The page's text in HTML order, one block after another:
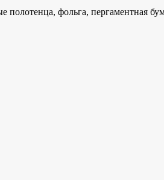
фольга, пергаментная